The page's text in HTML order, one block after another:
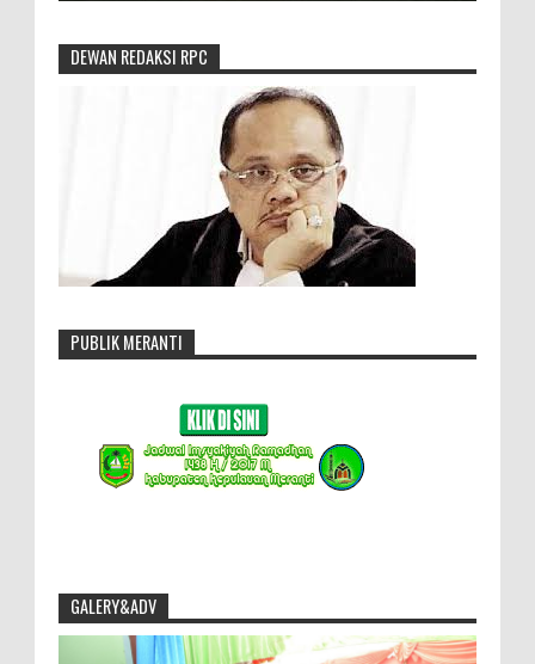
DEWAN REDAKSI RPC
PUBLIK MERANTI
GALERY&ADV